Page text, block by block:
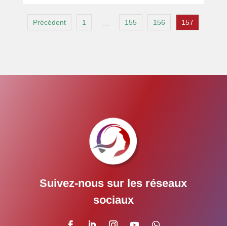
Précédent 1 … 155 156 157
Suivez-nous sur les réseaux
sociaux